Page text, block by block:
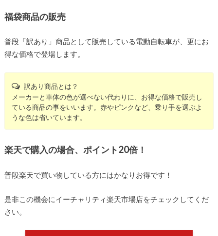
福袋商品の販売
普段「訳あり」商品として販売している電動自転車が、更にお
得な価格で登場します。
訳あり商品とは？
メーカーと車体の色が選べない代わりに、お得な価格で販売し
ている商品の事をいいます。赤やピンクなど、乗り手を選ぶよ
うな色は省いています。
楽天で購入の場合、ポイント20倍！
普段楽天で買い物している方にはかなりお得です！
是非この機会にイーチャリティ楽天市場店をチェックしてくだ
さい。